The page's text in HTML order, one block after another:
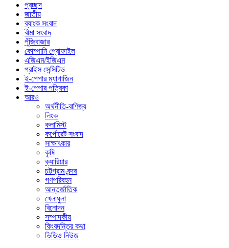
প্রচ্ছদ
জাতীয়
ব্যাংক সংবাদ
বীমা সংবাদ
পুঁজিবাজার
কোম্পানি প্রোফাইল
এজিএম/ইজিএম
প্রাইস সেন্সিটিভ
ই-পেপার ম্যাগাজিন
ই-পেপার পত্রিকা
আরও
অর্থনীতি-বাণিজ্য
লিংক
কলামিস্ট
কর্পোরেট সংবাদ
সাক্ষাৎকার
কৃষি
ক্যারিয়ার
চট্টগ্রাম-বন্দর
গণপরিবহন
আন্তর্জাতিক
খেলাধুলা
বিনোদন
সম্পাদকীয়
কিংবদন্তির কথা
ভিডিও নিউজ